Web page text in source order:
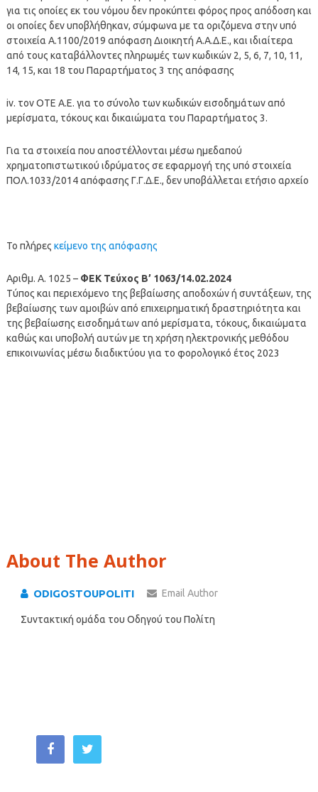
για τις οποίες εκ του νόμου δεν προκύπτει φόρος προς απόδοση και
οι οποίες δεν υποβλήθηκαν, σύμφωνα με τα οριζόμενα στην υπό
στοιχεία Α.1100/2019 απόφαση Διοικητή Α.Α.Δ.Ε., και ιδιαίτερα
από τους καταβάλλοντες πληρωμές των κωδικών 2, 5, 6, 7, 10, 11,
14, 15, και 18 του Παραρτήματος 3 της απόφασης
iv. τον ΟΤΕ Α.Ε. για το σύνολο των κωδικών εισοδημάτων από
μερίσματα, τόκους και δικαιώματα του Παραρτήματος 3.
Για τα στοιχεία που αποστέλλονται μέσω ημεδαπού
χρηματοπιστωτικού ιδρύματος σε εφαρμογή της υπό στοιχεία
ΠΟΛ.1033/2014 απόφασης Γ.Γ.Δ.Ε., δεν υποβάλλεται ετήσιο αρχείο
Το πλήρες κείμενο της απόφασης
Αριθμ. Α. 1025 – ΦΕΚ Τεύχος B’ 1063/14.02.2024
Τύπος και περιεχόμενο της βεβαίωσης αποδοχών ή συντάξεων, της
βεβαίωσης των αμοιβών από επιχειρηματική δραστηριότητα και
της βεβαίωσης εισοδημάτων από μερίσματα, τόκους, δικαιώματα
καθώς και υποβολή αυτών με τη χρήση ηλεκτρονικής μεθόδου
επικοινωνίας μέσω διαδικτύου για το φορολογικό έτος 2023
About The Author
ODIGOSTOUPOLITI Email Author
Συντακτική ομάδα του Οδηγού του Πολίτη